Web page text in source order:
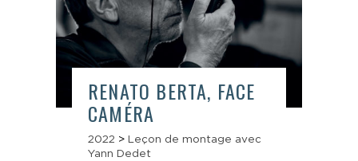
RENATO BERTA, FACE
CAMÉRA
2022 > Leçon de montage avec
Yann Dedet